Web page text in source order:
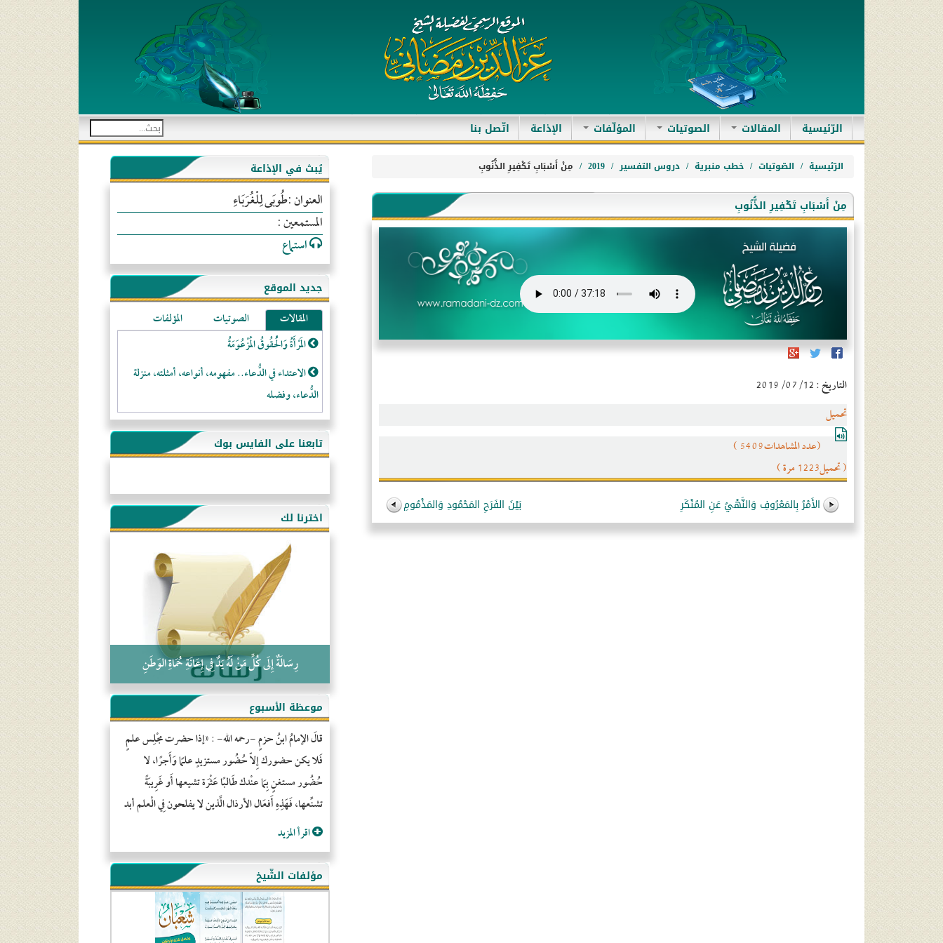
الرّئيسية(current) المقالات الصوتيات المؤلّفات الإذاعة اتّصل بنا
الرّئيسية الصّوتيات خطب منبرية دروس التفسير 2019 مِنْ أَسْبَابِ تَكْفِيرِ الذُّنُوبِ
مِنْ أَسْبَابِ تَكْفِيرِ الذُّنُوبِ
التاريخ : 2019/07/12
تحميل
(عدد المشاهدات5409 )
( تحميل1223 مرة )
الأَمْرُ بِالمَعْرُوفِ وَالنَّهْيُ عَنِ المُنْكَرِ بَيْنَ الفَرَحِ المَحْمُودِ وَالمَذْمُومِ
يُبث في الإذاعة
العنوان :طُوبَى لِلْغُرَبَاءِ
المستمعين :
استماع
جديد الموقع
المقالات الصوتيات
المؤلفات
المَرْأَةُ وَالْحُقُوقُ الْمَزْعُوَمَةُ
الاعتداء في الدُّعاء.. مفهومه، أنواعه، أمثلته، منزلة
الدُّعاء، وفضله
لا تتَّبعوا عورات الـمسلمين
فقه النَّصيحة عند الصَّحابة الكرام رضي الله عنهم
هذه سبيلنا فماذا تنقمون؟!
أُسُـسُ بَـيْـتِ الـمُسْـلِمِ
التَّعْلِيمُ القُرْآنِي
كلمة إلى إخواني السلفيين في الجزائر
تابعنا على الفايس بوك
اخترنا لك
رِسَالَةٌ إِلَى كُلِّ مَنْ لَهُ يَدٌ فِي إِعَانَةِ حُمَاةِ الوَطَنِ
موعظة الأسبوع
قالَ الإمامُ ابنُ حزمٍ -رحمه الله- : «إذا حضرت مجْلِس علمٍ
فَلا يكن حضورك إِلاّ حُضُور مستزيدٍ علمًا وَأَجرًا، لا
حُضُور مستغنٍ بِمَا عنْدك طَالبًا عَثْرَة تشيعها أَو غَرِيبَةً
تشنِّعها، فَهَذِهِ أَفعَال الأرذال الَّذين لا يفلحون فِي الْعلم أبد
اقرأ المزيد
مؤلفات الشّيخ